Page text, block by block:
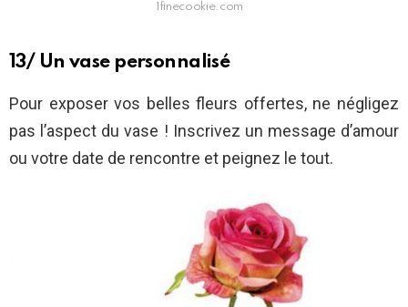
1finecookie.com
13/ Un vase personnalisé
Pour exposer vos belles fleurs offertes, ne négligez
pas l’aspect du vase ! Inscrivez un message d’amour
ou votre date de rencontre et peignez le tout.